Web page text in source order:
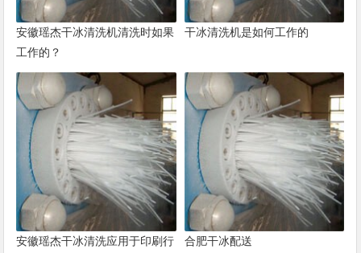
安徽瑶杰干冰清洗机清洗时如果
工作的？
干冰清洗机是如何工作的
安徽瑶杰干冰清洗应用于印刷行
合肥干冰配送